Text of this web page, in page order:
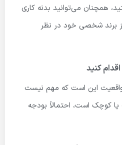
همچنان می‌توانید بدنه کاری
برند شخصی خود در نظر
این است که مهم نیست
کوچک است، احتمالاً بودجه